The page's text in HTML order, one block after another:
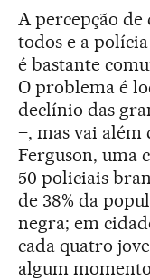
A percepção de
todos e a
é bastante
O problema é
declínio das
–, mas vai além
Ferguson, uma
50 policiais
de 38% da
negra; em
cada quatro
algum